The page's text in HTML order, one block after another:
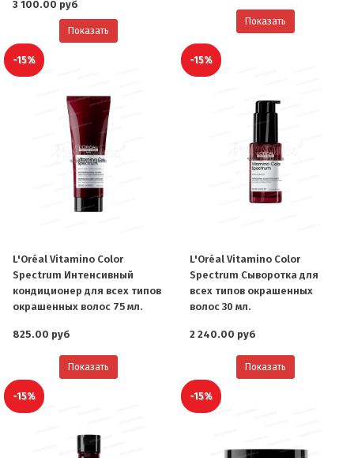
3 100.00 руб
Показать
Показать
-15%
L'Oréal Vitamino Color
Spectrum Интенсивный
кондиционер для всех типов
окрашенных волос 75 мл.
825.00 руб
Показать
-15%
L'Oréal Vitamino Color
Spectrum Сыворотка для
всех типов окрашенных
волос 30 мл.
2 240.00 руб
Показать
-15% -15%